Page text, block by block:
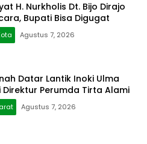
H. Nurkholis Dt. Bijo Dirajo
Bupati Bisa Digugat
Agustus 7, 2026
Datar Lantik Inoki Ulma
Direktur Perumda Tirta Alami
Agustus 7, 2026